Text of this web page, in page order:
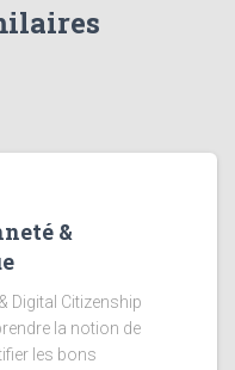
&
Digital Citizenship
la notion de
les bons